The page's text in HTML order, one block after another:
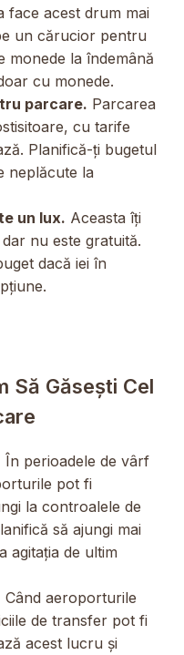
face acest drum mai
un cărucior pentru
monede la îndemână
cu monede.
parcare. Parcarea
cu tarife
Planifică-ți bugetul
neplăcute la
un lux. Aceasta îți
nu este gratuită.
dacă iei în
Să Găsești Cel
În perioadele de vârf
pot fi
la controalele de
să ajungi mai
agitația de ultim
Când aeroporturile
de transfer pot fi
acest lucru și